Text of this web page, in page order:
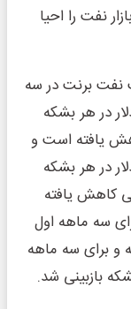
نفت را احیا
نفت برنت در سه‌
سوم سال ۲۰۲۶، به طور متوسط ‌۷۵ دلار در هر بشکه
قبلی کاهش یافته است و
ماهه چهارم نیز به طور متوسط ‌۷۵ دلار در هر بشکه
تخمین قبلی کاهش یافته
سه‌ ماهه اول
در هر بشکه و برای سه‌ ماهه